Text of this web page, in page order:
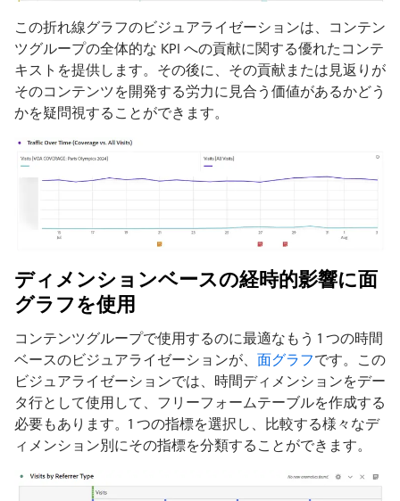
この折れ線グラフのビジュアライゼーションは、コンテン
ツグループの全体的な KPI への貢献に関する優れたコンテ
キストを提供します。その後に、その貢献または見返りが
そのコンテンツを開発する労力に見合う価値があるかどう
かを疑問視することができます。
ディメンションベースの経時的影響に面
グラフを使用
コンテンツグループで使用するのに最適なもう 1 つの時間
ベースのビジュアライゼーションが、 面グラフです。この
ビジュアライゼーションでは、時間ディメンションをデー
タ行として使用して、フリーフォームテーブルを作成する
必要もあります。1 つの指標を選択し、比較する様々なデ
ィメンション別にその指標を分類することができます。